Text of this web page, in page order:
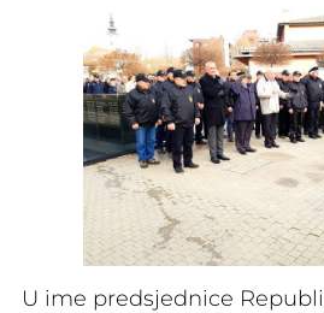
U ime predsjednice